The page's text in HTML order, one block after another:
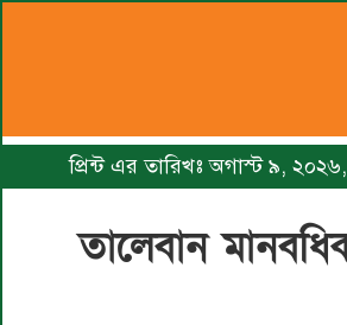
প্রিন্ট এর তারিখঃ অগাস্ট ৯,
তালেবান